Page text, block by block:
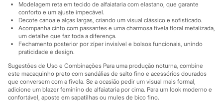
Sawary
Yessica
Moda esportiva
Acessórios
Blusas
Calçados
Leggings
Shorts e Bermudas
Tops
Moda íntima
Calcinhas
Modelagem reta em tecido de alfaiataria com elastano, que garante
conforto e um ajuste impecável.
Decote canoa e alças largas, criando um visual clássico e sofisticado.
Acompanha cinto com passantes e uma charmosa fivela floral metalizada,
um detalhe que faz toda a diferença.
Fechamento posterior por zíper invisível e bolsos funcionais, unindo
praticidade e design.
Sugestões de Uso e Combinações Para uma produção noturna, combine
este macaquinho preto com sandálias de salto fino e acessórios dourados
que conversem com a fivela. Se a ocasião pedir um visual mais formal,
adicione um blazer feminino de alfaiataria por cima. Para um look moderno e
confortável, aposte em sapatilhas ou mules de bico fino.